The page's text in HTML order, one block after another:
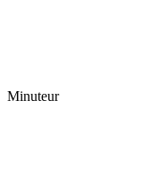
Minuteur